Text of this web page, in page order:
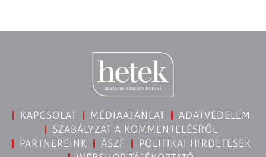
KAPCSOLAT MÉDIAAJÁNLAT
ADATVÉDELEM
SZABÁLYZAT A KOMMENTELÉSRŐL
PARTNEREINK
ÁSZF
POLITIKAI HIRDETÉSEK